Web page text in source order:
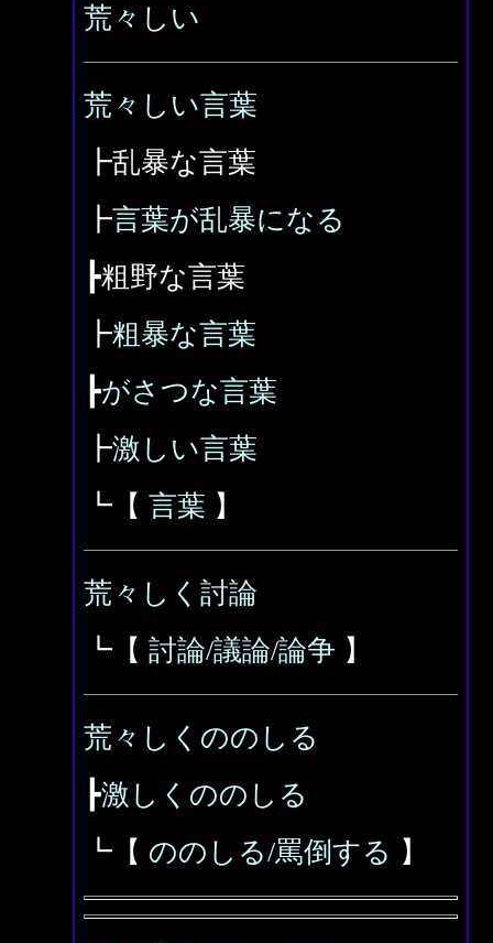
荒々しい
荒々しい言葉
┣乱暴な言葉
┣言葉が乱暴になる
┣粗野な言葉
┣粗暴な言葉
┣がさつな言葉
┣激しい言葉
┗【 言葉 】
荒々しく討論
┗【 討論/議論/論争 】
荒々しくののしる
┣激しくののしる
┗【 ののしる/罵倒する 】